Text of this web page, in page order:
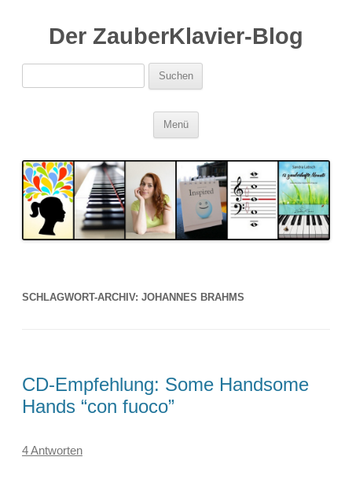
Der ZauberKlavier-Blog
Suchen
nach:
Menü
SCHLAGWORT-ARCHIV: JOHANNES BRAHMS
CD-Empfehlung: Some Handsome
Hands “con fuoco”
4 Antworten